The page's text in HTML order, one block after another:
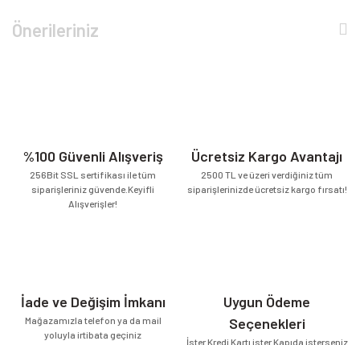
Önerileriniz
%100 Güvenli Alışveriş
256Bit SSL sertifikası ile tüm
siparişleriniz güvende.Keyifli
Alışverişler!
Ücretsiz Kargo Avantajı
2500 TL ve üzeri verdiğiniz tüm
siparişlerinizde ücretsiz kargo fırsatı!
İade ve Değişim İmkanı
Mağazamızla telefon ya da mail
yoluyla irtibata geçiniz
Uygun Ödeme
Seçenekleri
İster Kredi Kartı ister Kapıda isterseniz